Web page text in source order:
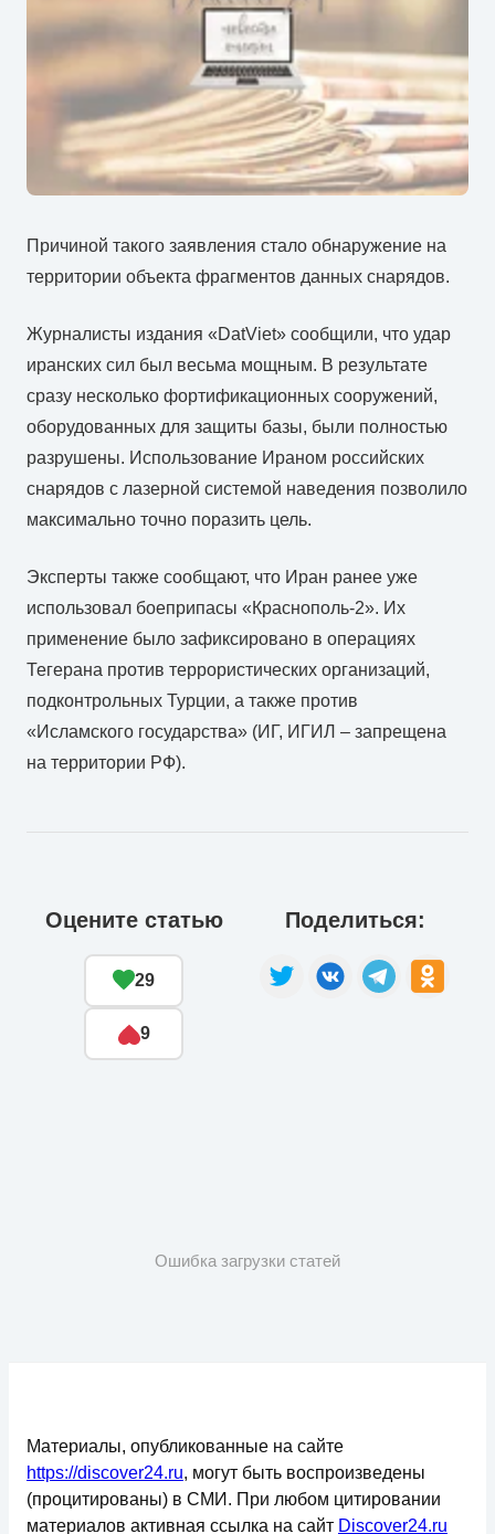
Причиной такого заявления стало обнаружение на
территории объекта фрагментов данных снарядов.
Журналисты издания «DatViet» сообщили, что удар
иранских сил был весьма мощным. В результате
сразу несколько фортификационных сооружений,
оборудованных для защиты базы, были полностью
разрушены. Использование Ираном российских
снарядов с лазерной системой наведения позволило
максимально точно поразить цель.
Эксперты также сообщают, что Иран ранее уже
использовал боеприпасы «Краснополь-2». Их
применение было зафиксировано в операциях
Тегерана против террористических организаций,
подконтрольных Турции, а также против
«Исламского государства» (ИГ, ИГИЛ – запрещена
на территории РФ).
Оцените статью
29
9
Поделиться:
Ошибка загрузки статей
Материалы, опубликованные на сайте
https://discover24.ru, могут быть воспроизведены
(процитированы) в СМИ. При любом цитировании
материалов активная ссылка на сайт Discover24.ru